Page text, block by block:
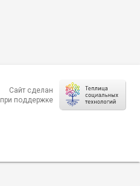
Сайт сделан
при поддержке